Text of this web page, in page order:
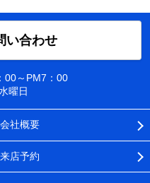
い合わせ
00～PM7：00
曜日
会社概要
来店予約